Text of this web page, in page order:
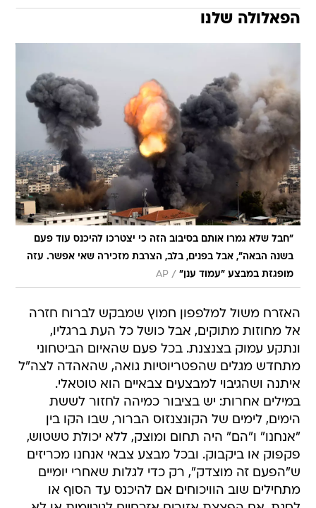
הפאלולה שלנו
"חבל שלא גמרו אותם בסיבוב הזה כי יצטרכו להיכנס עוד פעם
בשנה הבאה", אבל בפנים, בלב, הצרבת מזכירה שאי אפשר. עזה
מופגזת במבצע "עמוד ענן" /
AP
האזרח משול למלפפון חמוץ שמבקש לברוח חזרה
אל מחוזות מתוקים, אבל כושל כל העת ברגליו,
ונתקע עמוק בצנצנת. בכל פעם שהאיום הביטחוני
מתחדש מגלים שהפטריוטיות גואה, שהאהדה לצה"ל
איתנה ושהגיבוי למבצעים צבאיים הוא טוטאלי.
במילים אחרות: יש בציבור כמיהה לחזור לששת
הימים, לימים של הקונצנזוס הברור, שבו הקו בין
"אנחנו" ו"הם" היה תחום ומוצק, ללא יכולת טשטוש,
פקפוק או ביקבוק. ובכל מבצע צבאי אנחנו מכריזים
ש"הפעם זה מוצדק", רק כדי לגלות שאחרי יומיים
מתחילים שוב הוויכוחים אם להיכנס עד הסוף או